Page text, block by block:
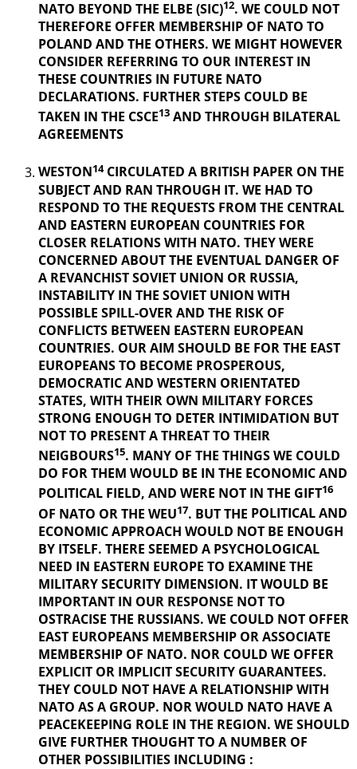
NATO BEYOND THE ELBE (SIC)12. WE COULD NOT
THEREFORE OFFER MEMBERSHIP OF NATO TO
POLAND AND THE OTHERS. WE MIGHT HOWEVER
CONSIDER REFERRING TO OUR INTEREST IN
THESE COUNTRIES IN FUTURE NATO
DECLARATIONS. FURTHER STEPS COULD BE
TAKEN IN THE CSCE13 AND THROUGH BILATERAL
AGREEMENTS
WESTON14CIRCULATED A BRITISH PAPER ON THE
SUBJECT AND RAN THROUGH IT. WE HAD TO
RESPOND TO THE REQUESTS FROM THE CENTRAL
AND EASTERN EUROPEAN COUNTRIES FOR
CLOSER RELATIONS WITH NATO. THEY WERE
CONCERNED ABOUT THE EVENTUAL DANGER OF
A REVANCHISTSOVIET UNION OR RUSSIA,
INSTABILITY IN THE SOVIET UNION WITH
POSSIBLE SPILL-OVER AND THE RISK OF
CONFLICTS BETWEEN EASTERN EUROPEAN
COUNTRIES. OUR AIM SHOULD BE FOR THE EAST
EUROPEANS TO BECOME PROSPEROUS,
DEMOCRATIC AND WESTERN ORIENTATED
STATES, WITH THEIR OWN MILITARY FORCES
STRONG ENOUGH TO DETER INTIMIDATION BUT
NOT TO PRESENT A THREAT TO THEIR
NEIGBOURS15. MANY OF THE THINGSWE COULD
DO FOR THEM WOULD BE IN THE ECONOMIC AND
POLITICAL FIELD, AND WERE NOT IN THE GIFT16
OF NATO OR THE WEU17. BUT THE POLITICAL AND
ECONOMIC APPROACH WOULD NOT BE ENOUGH
BY ITSELF. THERE SEEMED A PSYCHOLOGICAL
NEED IN EASTERN EUROPE TO EXAMINE THE
MILITARY SECURITY DIMENSION. IT WOULD BE
IMPORTANT IN OUR RESPONSE NOT TO
OSTRACISE THE RUSSIANS. WE COULD NOT OFFER
EAST EUROPEANS MEMBERSHIP OR ASSOCIATE
MEMBERSHIP OF NATO. NOR COULD WE OFFER
EXPLICIT OR IMPLICIT SECURITY GUARANTEES.
THEY COULD NOT HAVE A RELATIONSHIP WITH
NATO AS A GROUP. NOR WOULD NATO HAVE A
PEACEKEEPING ROLE IN THE REGION. WE SHOULD
GIVE FURTHERTHOUGHT TO A NUMBER OF
OTHER POSSIBILITIES INCLUDING :